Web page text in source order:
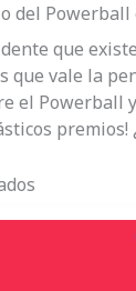
del
que
que vale la
el Powerball
premios!